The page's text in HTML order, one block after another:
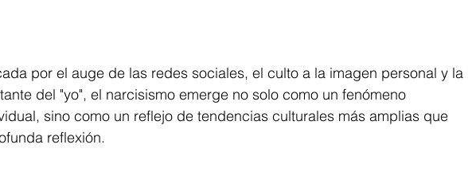
por el auge de las redes sociales, el culto a la imagen personal y la
del "yo", el narcisismo emerge no solo como un fenómeno
sino como un reflejo de tendencias culturales más amplias que
reflexión.